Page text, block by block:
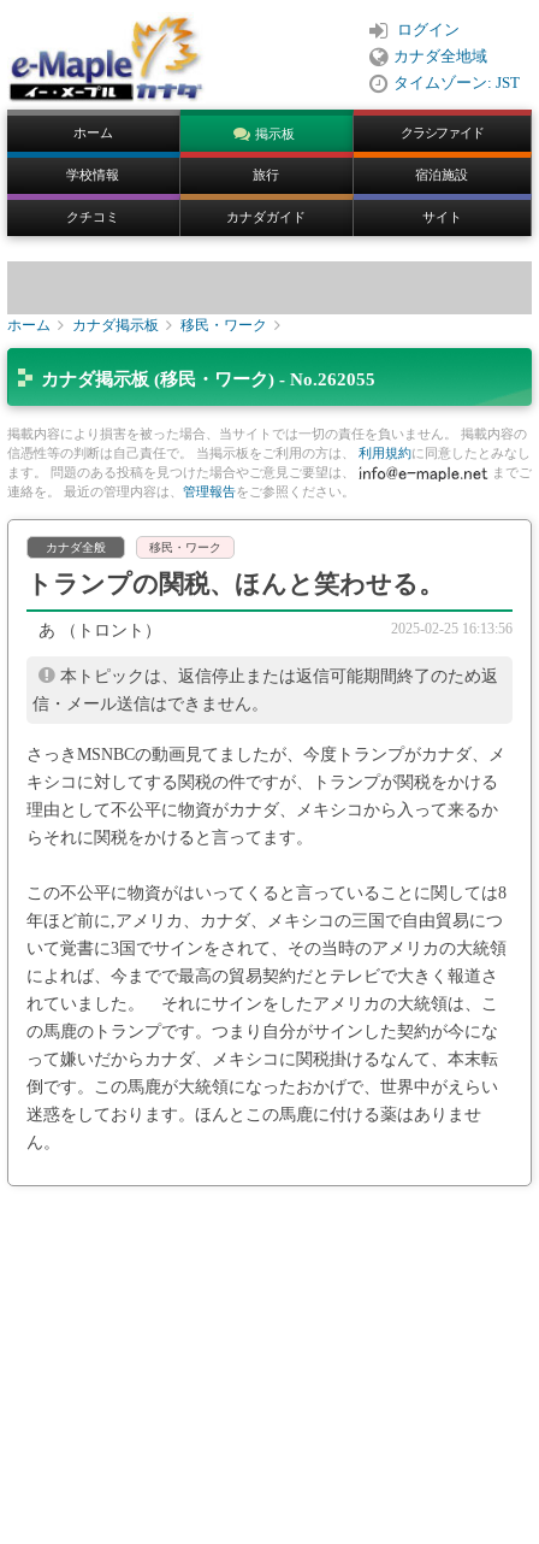
ログイン
カナダ全地域
タイムゾーン: JST
ホーム 掲示板 クラシファイド
学校情報 旅行 宿泊施設
クチコミ カナダガイド サイト
ホーム カナダ掲示板 移民・ワーク
カナダ掲示板 (移民・ワーク) - No.262055
掲載内容により損害を被った場合、当サイトでは一切の責任を負いません。 掲載内容の
信憑性等の判断は自己責任で。 当掲示板をご利用の方は、 利用規約に同意したとみなし
ます。 問題のある投稿を見つけた場合やご意見ご要望は、
までご
連絡を。 最近の管理内容は、 管理報告をご参照ください。
カナダ全般 移民・ワーク
トランプの関税、ほんと笑わせる。
あ （トロント） 2025-02-25 16:13:56
本トピックは、返信停止または返信可能期間終了のため返
信・メール送信はできません。
さっきMSNBCの動画見てましたが、今度トランプがカナダ、メ
キシコに対してする関税の件ですが、トランプが関税をかける
理由として不公平に物資がカナダ、メキシコから入って来るか
らそれに関税をかけると言ってます。
この不公平に物資がはいってくると言っていることに関しては8
年ほど前に,アメリカ、カナダ、メキシコの三国で自由貿易につ
いて覚書に3国でサインをされて、その当時のアメリカの大統領
によれば、今までで最高の貿易契約だとテレビで大きく報道さ
れていました。 それにサインをしたアメリカの大統領は、こ
の馬鹿のトランプです。つまり自分がサインした契約が今にな
って嫌いだからカナダ、メキシコに関税掛けるなんて、本末転
倒です。この馬鹿が大統領になったおかげで、世界中がえらい
迷惑をしております。ほんとこの馬鹿に付ける薬はありませ
ん。